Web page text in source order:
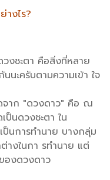
างไร?
งชะตา คือสิ่งที่หลาย
นะครับตามความเข้า ใจ
จาก "ดวงดาว" คือ ณ
นดวงชะตา ใน
ป็นการทำนาย บางกลุ่ม
างในกา รทำนาย แต่
องดวงดาว